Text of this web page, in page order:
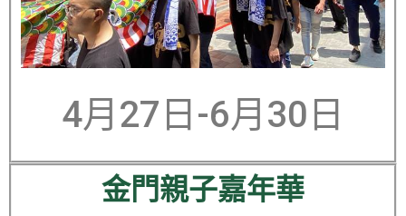
4月27日-6月30日
金門親子嘉年華